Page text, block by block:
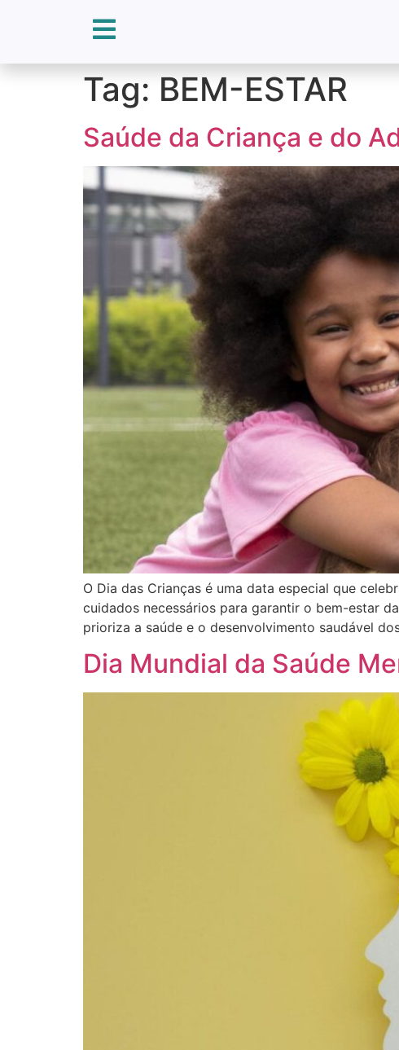
Tag: BEM-ESTAR
Saúde da Criança e do
O Dia das Crianças é uma data especial que
cuidados necessários para garantir o bem-estar
prioriza a saúde e o desenvolvimento saudável
Dia Mundial da Saúde